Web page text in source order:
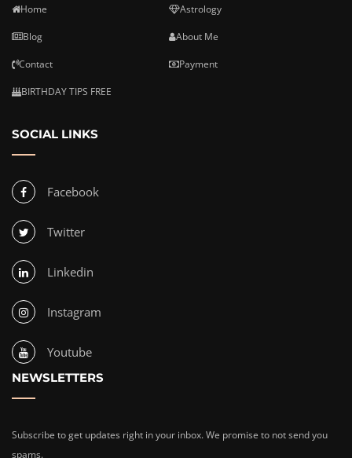
Home Astrology
Blog About Me
Contact Payment
BIRTHDAY TIPS FREE
SOCIAL LINKS
Facebook
Twitter
Linkedin
Instagram
Youtube
NEWSLETTERS
Subscribe to get updates right in your inbox. We promise to not send you
spams.